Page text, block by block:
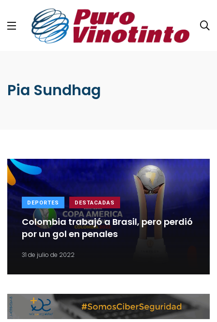
Pia Sundhag
DEPORTES DESTACADAS
Colombia trabajó a Brasil, pero perdió
por un gol en penales
31 de julio de 2022